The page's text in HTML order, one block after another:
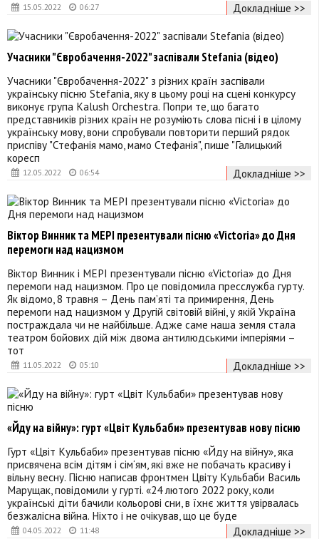
15.05.2022 06:27
Докладніше >>
12.05.2022 06:54
Учасники "Євробачення-2022" заспівали Stefania (відео)
Учасники "Євробачення-2022" з різних країн заспівали
українську пісню Stefania, яку в цьому році на сцені конкурсу
виконує група Kalush Orchestra. Попри те, що багато
представників різних країн не розуміють слова пісні і в цілому
українську мову, вони спробували повторити перший рядок
приспіву "Стефанія мамо, мамо Стефанія", пише "Галицький
коресп
Докладніше >>
11.05.2022 05:10
Віктор Винник та МЕРІ презентували пісню «Victoria» до Дня
перемоги над нацизмом
Віктор Винник і МЕРІ презентували пісню «Victoria» до Дня
перемоги над нацизмом. Про це повідомила пресслужба гурту.
Як відомо, 8 травня – День пам’яті та примирення, День
перемоги над нацизмом у Другій світовій війні, у якій Україна
постраждала чи не найбільше. Адже саме наша земля стала
театром бойових дій між двома антилюдськими імперіями –
тот
Докладніше >>
04.05.2022 11:48
«Йду на війну»: гурт «Цвіт Кульбаби» презентував нову пісню
Гурт «Цвіт Кульбаби» презентував пісню «Йду на війну», яка
присвячена всім дітям і сім‘ям, які вже не побачать красиву і
вільну весну. Пісню написав фронтмен Цвіту Кульбаби Василь
Марущак, повідомили у гурті. «24 лютого 2022 року, коли
українські діти бачили кольорові сни, в їхнє життя увірвалась
безжалісна війна. Ніхто і не очікував, що це буде
Докладніше >>